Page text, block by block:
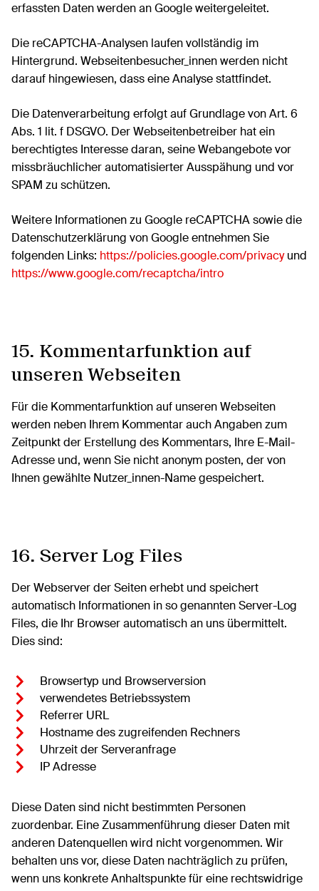
erfassten Daten werden an Google weitergeleitet.
Die reCAPTCHA-Analysen laufen vollständig im
Hintergrund. Webseitenbesucher_innen werden nicht
darauf hingewiesen, dass eine Analyse stattfindet.
Die Datenverarbeitung erfolgt auf Grundlage von Art. 6
Abs. 1 lit. f DSGVO. Der Webseitenbetreiber hat ein
berechtigtes Interesse daran, seine Webangebote vor
missbräuchlicher automatisierter Ausspähung und vor
SPAM zu schützen.
Weitere Informationen zu Google reCAPTCHA sowie die
Datenschutzerklärung von Google entnehmen Sie
folgenden Links: https://policies.google.com/privacyund
https://www.google.com/recaptcha/intro
15. Kommentarfunktion auf
unseren Webseiten
Für die Kommentarfunktion auf unseren Webseiten
werden neben Ihrem Kommentar auch Angaben zum
Zeitpunkt der Erstellung des Kommentars, Ihre E-Mail-
Adresse und, wenn Sie nicht anonym posten, der von
Ihnen gewählte Nutzer_innen-Name gespeichert.
16. Server Log Files
Der Webserver der Seiten erhebt und speichert
automatisch Informationen in so genannten Server-Log
Files, die Ihr Browser automatisch an uns übermittelt.
Dies sind:
Browsertyp und Browserversion
verwendetes Betriebssystem
Referrer URL
Hostname des zugreifenden Rechners
Uhrzeit der Serveranfrage
IP Adresse
Diese Daten sind nicht bestimmten Personen
zuordenbar. Eine Zusammenführung dieser Daten mit
anderen Datenquellen wird nicht vorgenommen. Wir
behalten uns vor, diese Daten nachträglich zu prüfen,
wenn uns konkrete Anhaltspunkte für eine rechtswidrige